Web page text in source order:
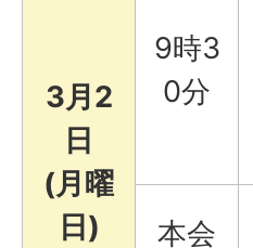
3月2
日
(月曜
日)
9時3
0分
本会